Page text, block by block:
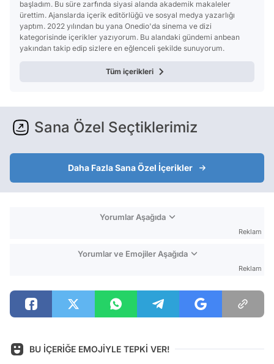
başladım. Bu süre zarfında siyasi alanda akademik makaleler
ürettim. Ajanslarda içerik editörlüğü ve sosyal medya yazarlığı
yaptım. 2022 yılından bu yana Onedio'da sinema ve dizi
kategorisinde içerikler yazıyorum. Bu alandaki gündemi anbean
yakından takip edip sizlere en eğlenceli şekilde sunuyorum.
Tüm içerikleri
Sana Özel Seçtiklerimiz
Daha Fazla Sana Özel İçerikler
Yorumlar Aşağıda
Reklam
Yorumlar ve Emojiler Aşağıda
Reklam
BU İÇERİĞE EMOJİYLE TEPKİ VER!